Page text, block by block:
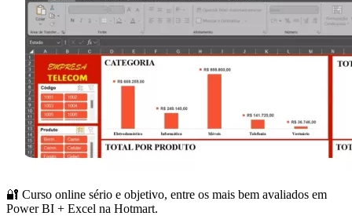
🔐 Curso online sério e objetivo, entre os mais bem avaliados em
Power BI + Excel na Hotmart.